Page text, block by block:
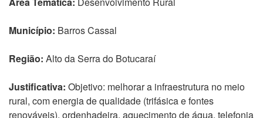
Município: Barros Cassal
Região: Alto da Serra do Botucaraí
Justificativa: Objetivo: melhorar a infraestrutura no meio
rural, com energia de qualidade (trifásica e fontes
renováveis), ordenhadeira, aquecimento de água, telefonia